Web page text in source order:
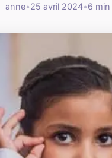
anne•25 avril 2024•6